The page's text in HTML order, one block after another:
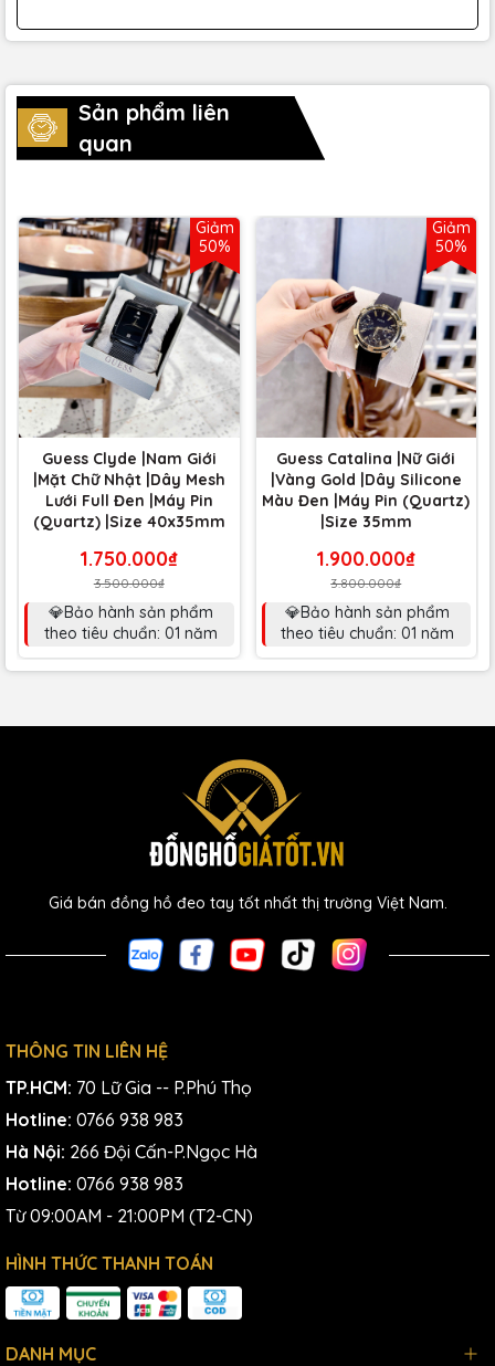
Sản phẩm liên
quan
Giảm
50%
Guess Clyde |Nam Giới
|Mặt Chữ Nhật |Dây Mesh
Lưới Full Đen |Máy Pin
(Quartz) |Size 40x35mm
1.750.000₫
3.500.000₫
💎Bảo hành sản phẩm
theo tiêu chuẩn: 01 năm
Giảm
50%
Guess Catalina |Nữ Giới
|Vàng Gold |Dây Silicone
Màu Đen |Máy Pin (Quartz)
|Size 35mm
1.900.000₫
3.800.000₫
💎Bảo hành sản phẩm
theo tiêu chuẩn: 01 năm
Giá bán đồng hồ đeo tay tốt nhất thị trường Việt Nam.
THÔNG TIN LIÊN HỆ
TP.HCM: 70 Lữ Gia -- P.Phú Thọ
Hotline: 0766 938 983
Hà Nội: 266 Đội Cấn-P.Ngọc Hà
Hotline: 0766 938 983
Từ 09:00AM - 21:00PM (T2-CN)
HÌNH THỨC THANH TOÁN
DANH MỤC